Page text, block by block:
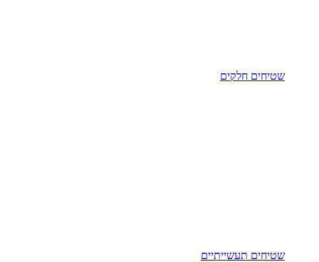
שטיחים חלקים
שטיחים תעשייתיים